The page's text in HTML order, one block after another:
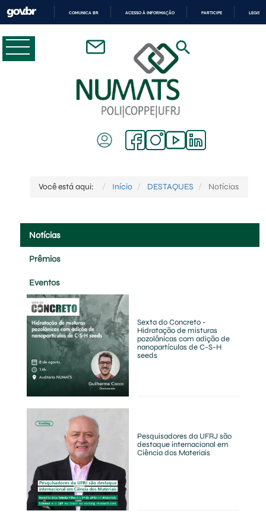
CONTEÚDO
COMUNICA BR ACESSO À INFORMAÇÃO PARTICIPE
Você está aqui: Início DESTAQUES Notícias
Notícias
Prêmios
Eventos
Sexta do Concreto -
Hidratação de misturas
pozolânicas com adição de
nanopartículas de C-S-H
seeds
Pesquisadores da UFRJ são
destaque internacional em
Ciência dos Materiais